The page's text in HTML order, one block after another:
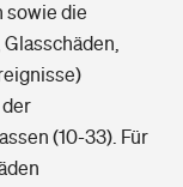
sowie die
(10-33). Für